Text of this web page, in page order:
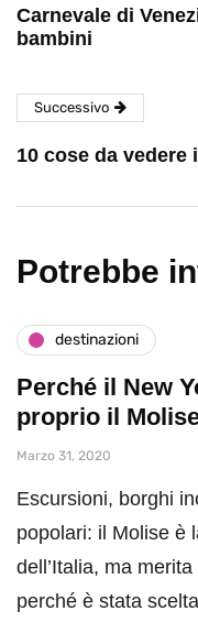
Carnevale di
bambini
Successivo
10 cose da vedere
Potrebbe
destinazioni
Perché il New
proprio il
Marzo 31, 2020
Escursioni, borghi
popolari: il Molise è
dell’Italia, ma
perché è stata